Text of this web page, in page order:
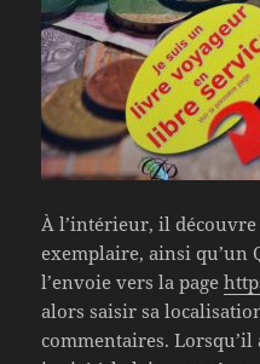
À l’intérieur, il
exemplaire, ainsi qu’un
l’envoie vers la page
alors saisir sa
commentaires.